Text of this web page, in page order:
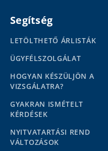
Segítség
LETÖLTHETŐ ÁRLISTÁK
ÜGYFÉLSZOLGÁLAT
HOGYAN KÉSZÜLJÖN A
VIZSGÁLATRA?
GYAKRAN ISMÉTELT
KÉRDÉSEK
NYITVATARTÁSI REND
VÁLTOZÁSOK